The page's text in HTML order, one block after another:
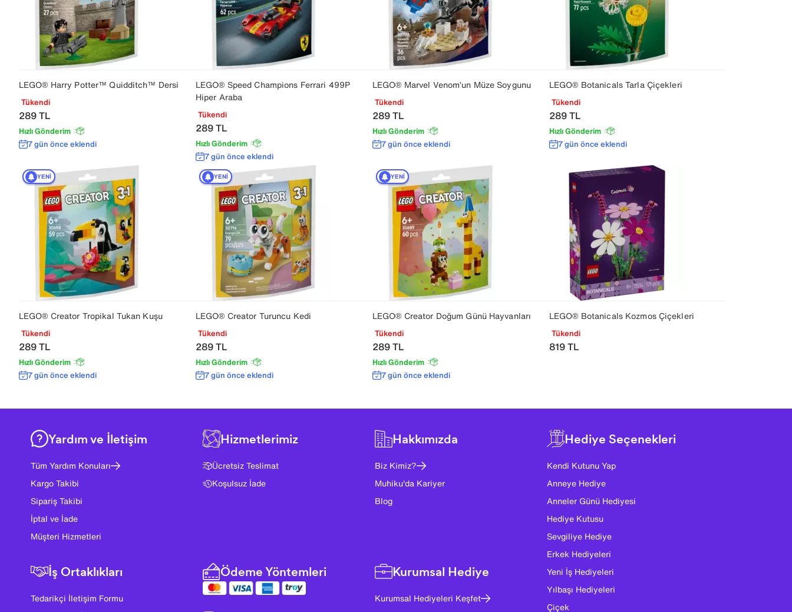
LEGO® Harry Potter™ Quidditch™ Dersi
Tükendi
289TL
Hızlı Gönderim
7 gün önce eklendi
LEGO® Speed Champions Ferrari 499P
Hiper Araba
Tükendi
289TL
Hızlı Gönderim
7 gün önce eklendi
LEGO® Marvel Venom’un Müze Soygunu
Tükendi
289TL
Hızlı Gönderim
7 gün önce eklendi
LEGO® Botanicals Tarla Çiçekleri
Tükendi
289TL
Hızlı Gönderim
7 gün önce eklendi
LEGO® Creator Tropikal Tukan Kuşu
Tükendi
289TL
Hızlı Gönderim
YENI
7 gün önce eklendi
LEGO® Creator Turuncu Kedi
Tükendi
289TL
Hızlı Gönderim
YENI
7 gün önce eklendi
LEGO® Creator Doğum Günü Hayvanları
Tükendi
289TL
Hızlı Gönderim
YENI
7 gün önce eklendi
LEGO® Botanicals Kozmos Çiçekleri
Tükendi
819TL
Yardım ve İletişim
Tüm Yardım Konuları
Kargo Takibi
Sipariş Takibi
İptal ve İade
Müşteri Hizmetleri
İş Ortaklıkları
Tedarikçi İletişim Formu
Hizmetlerimiz
Ücretsiz Teslimat
Koşulsuz İade
Ödeme Yöntemleri
Hakkımızda
Biz Kimiz?
Muhiku'da Kariyer
Blog
Kurumsal Hediye
Kurumsal Hediyeleri Keşfet
Hediye Seçenekleri
Kendi Kutunu Yap
Anneye Hediye
Anneler Günü Hediyesi
Hediye Kutusu
Sevgiliye Hediye
Erkek Hediyeleri
Yeni İş Hediyeleri
Yılbaşı Hediyeleri
Çiçek